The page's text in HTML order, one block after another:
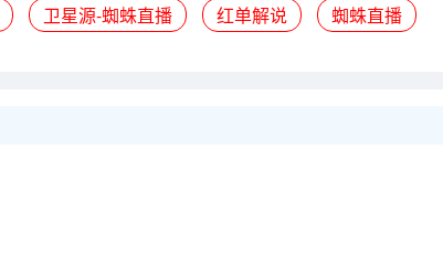
卫星源-蜘蛛直播 红单解说 蜘蛛直播